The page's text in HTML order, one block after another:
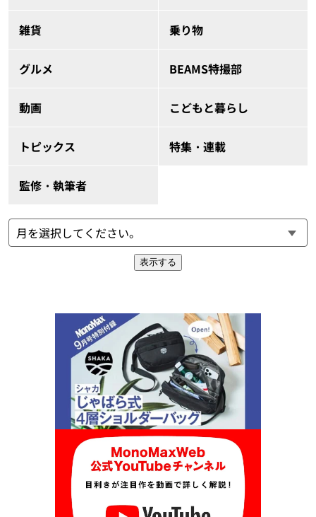
雑貨 乗り物
グルメ BEAMS特撮部
動画 こどもと暮らし
トピックス 特集・連載
監修・執筆者
表示する